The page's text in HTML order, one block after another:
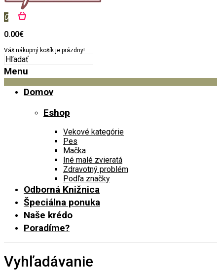
0
0.00€
Váš nákupný košík je prázdny!
Menu
Domov
Eshop
Vekové kategórie
Pes
Mačka
Iné malé zvieratá
Zdravotný problém
Podľa značky
Odborná Knižnica
Špeciálna ponuka
Naše krédo
Poradíme?
Vyhľadávanie